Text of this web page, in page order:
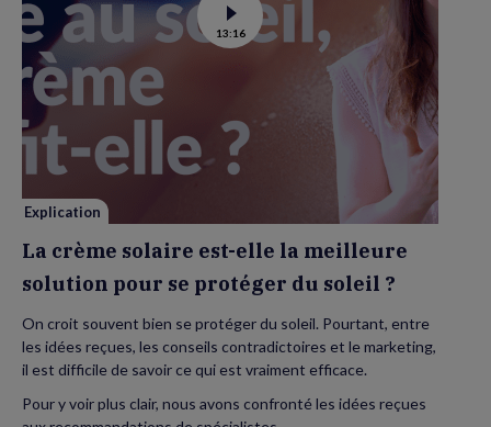
Voir
la
vidéo
est-
elle
la
meilleure
solution
protéger
soleil
13:16
Explication
La crème solaire est-elle la meilleure
solution pour se protéger du soleil ?
On croit souvent bien se protéger du soleil. Pourtant, entre
les idées reçues, les conseils contradictoires et le marketing,
il est difficile de savoir ce qui est vraiment efficace.
Pour y voir plus clair, nous avons confronté les idées reçues